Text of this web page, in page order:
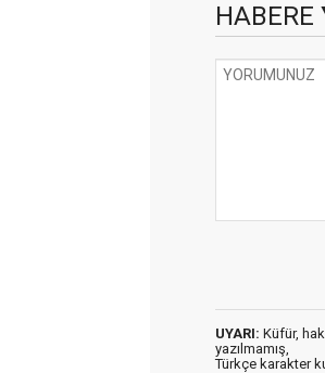
HABERE
UYARI: Küfür,
yazılmamış,
Türkçe karakter